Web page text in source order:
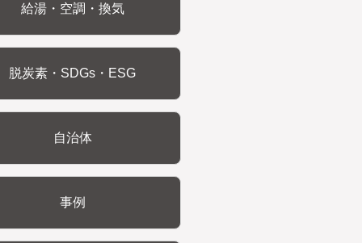
給湯・空調・換気
脱炭素・SDGs・ESG
自治体
事例